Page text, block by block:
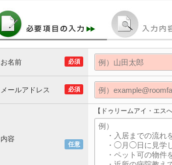
必須
お名前
必須
メールアドレス
任意
内容
【ドゥリームアイ・エス